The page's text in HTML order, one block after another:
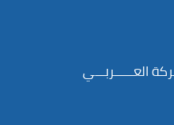
العــــــربـــي